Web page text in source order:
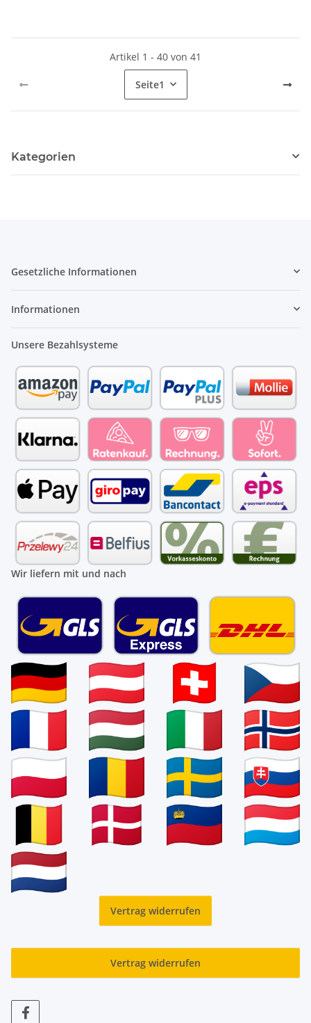
Artikel 1 - 40 von 41
Seite1
Kategorien
Gesetzliche Informationen
Informationen
Unsere Bezahlsysteme
Wir liefern mit und nach
Vertrag widerrufen
Vertrag widerrufen